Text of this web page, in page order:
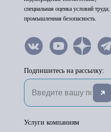
специальная оценка условий труда;
промышленная безопасность.
Подпишитесь на рассылку:
Услуги компаниям